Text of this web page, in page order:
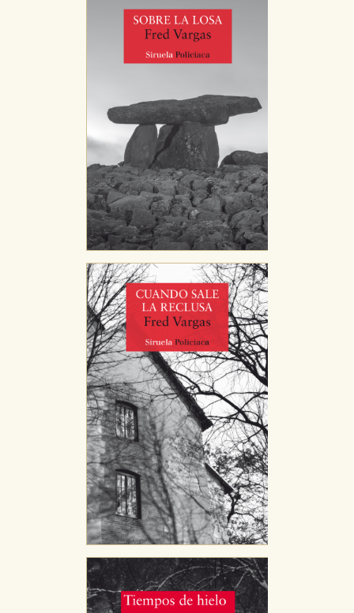
navegador, pero en ese caso es posible que algunas
áreas de nuestra web dejen de funcionar
Cookies de rendimiento y analíticas
nuestro sitio web. Almacenan configuraciones de
servicios para que no tenga que reconfigurarlos cada
vez que nos visita. La información es agregada y, por lo
tanto, es anónima.
Cookies de publicidad y redes sociales
Estas cookies son gestionadas por nuestros socios
publicitarios y se utilizan para mostrar publicidad
relevante para sus intereses en otros sitios. No
almacenan directamente información personal sino
que se basan en la identificación única de su
navegador y dispositivo de internet.
GUARDAR CONFIGURACIÓN
Puede consultar nuestra política de cookies